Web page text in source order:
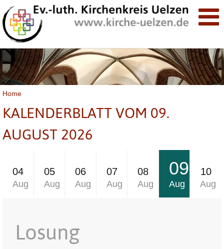
Home
KALENDERBLATT VOM 09.
AUGUST 2026
04
Aug
05
Aug
06
Aug
07
Aug
08
Aug
09
Aug
10
Aug
Losung